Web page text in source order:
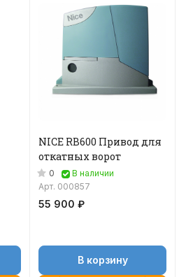
NICE RB600 Привод для
откатных ворот
0
В наличии
Арт. 000857
55 900 ₽
В корзину